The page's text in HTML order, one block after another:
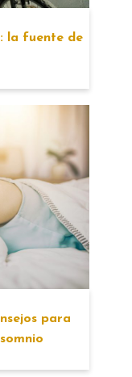
la fuente de
para